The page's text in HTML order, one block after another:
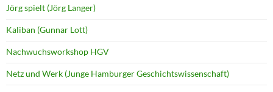
Jörg spielt (Jörg Langer)
Kaliban (Gunnar Lott)
Nachwuchsworkshop HGV
Netz und Werk (Junge Hamburger Geschichtswissenschaft)